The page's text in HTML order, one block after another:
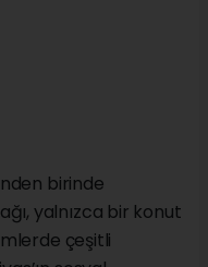
birinde
yalnızca bir konut
çeşitli